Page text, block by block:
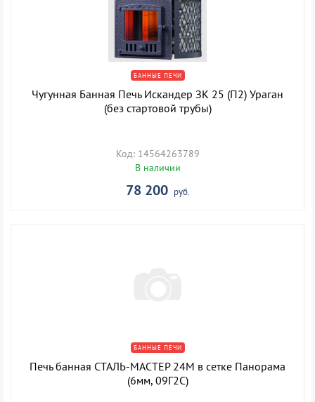
БАННЫЕ ПЕЧИ
Чугунная Банная Печь Искандер ЗК 25 (П2) Ураган
(без стартовой трубы)
Код: 14564263789
В наличии
78 200 руб.
БАННЫЕ ПЕЧИ
Печь банная СТАЛЬ-МАСТЕР 24M в сетке Панорама
(6мм, 09Г2С)